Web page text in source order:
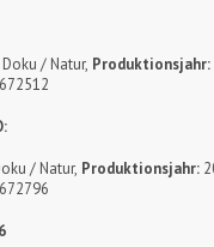
Doku / Natur, Produktionsjahr:
/ Natur, Produktionsjahr: